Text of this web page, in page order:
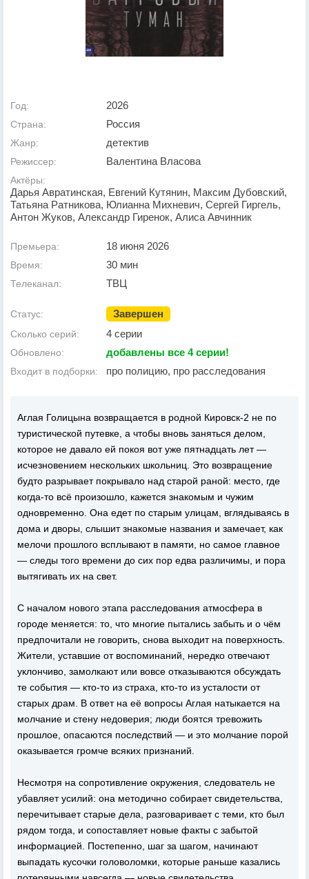
Год: 2026
Страна: Россия
Жанр: детектив
Режиссер: Валентина Власова
Актёры:
Дарья Авратинская, Евгений Кутянин, Максим Дубовский,
Татьяна Ратникова, Юлианна Михневич, Сергей Гиргель,
Антон Жуков, Александр Гиренок, Алиса Авчинник
Премьера: 18 июня 2026
Время: 30 мин
Телеканал: ТВЦ
Статус: Завершен
Сколько серий: 4 серии
Обновлено: добавлены все 4 серии!
Входит в подборки: про полицию, про расследования
Аглая Голицына возвращается в родной Кировск-2 не по
туристической путевке, а чтобы вновь заняться делом,
которое не давало ей покоя вот уже пятнадцать лет —
исчезновением нескольких школьниц. Это возвращение
будто разрывает покрывало над старой раной: место, где
когда-то всё произошло, кажется знакомым и чужим
одновременно. Она едет по старым улицам, вглядываясь в
дома и дворы, слышит знакомые названия и замечает, как
мелочи прошлого всплывают в памяти, но самое главное
— следы того времени до сих пор едва различимы, и пора
вытягивать их на свет.
С началом нового этапа расследования атмосфера в
городе меняется: то, что многие пытались забыть и о чём
предпочитали не говорить, снова выходит на поверхность.
Жители, уставшие от воспоминаний, нередко отвечают
уклончиво, замолкают или вовсе отказываются обсуждать
те события — кто-то из страха, кто-то из усталости от
старых драм. В ответ на её вопросы Аглая натыкается на
молчание и стену недоверия; люди боятся тревожить
прошлое, опасаются последствий — и это молчание порой
оказывается громче всяких признаний.
Несмотря на сопротивление окружения, следователь не
убавляет усилий: она методично собирает свидетельства,
перечитывает старые дела, разговаривает с теми, кто был
рядом тогда, и сопоставляет новые факты с забытой
информацией. Постепенно, шаг за шагом, начинают
выпадать кусочки головоломки, которые раньше казались